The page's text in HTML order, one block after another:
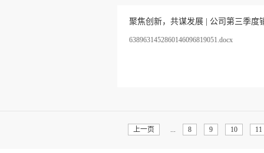
聚焦创新，共谋发展 | 公司第三季度
6389631452860146096819051.docx
上一页 ... 8 9 10 11